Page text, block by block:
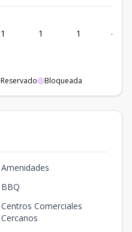
1 1 1 40
Reservado Bloqueada
Amenidades
BBQ
Centros Comerciales
Cercanos